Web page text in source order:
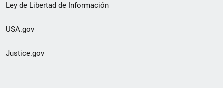
Ley de Libertad de Información
USA.gov
Justice.gov